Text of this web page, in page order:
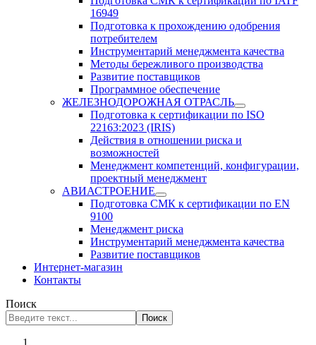
16949
Подготовка к прохождению одобрения
потребителем
Инструментарий менеджмента качества
Методы бережливого производства
Развитие поставщиков
Программное обеспечение
ЖЕЛЕЗНОДОРОЖНАЯ ОТРАСЛЬ
Подготовка к сертификации по ISO
22163:2023 (IRIS)
Действия в отношении риска и
возможностей
Менеджмент компетенций, конфигурации,
проектный менеджмент
АВИАСТРОЕНИЕ
Подготовка СМК к сертификации по EN
9100
Менеджмент риска
Инструментарий менеджмента качества
Развитие поставщиков
Интернет-магазин
Контакты
Поиск
Поиск